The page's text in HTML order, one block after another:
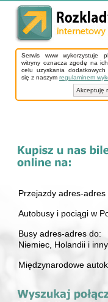
Serwis www wykorzystuje
witryny oznacza zgodę na
celu uzyskania
się z naszym regulaminem
Akceptuję
Przejazdy adres-adres
Autobusy i pociągi w
Busy adres-adres do:
Niemiec, Holandii i
Międzynarodowe